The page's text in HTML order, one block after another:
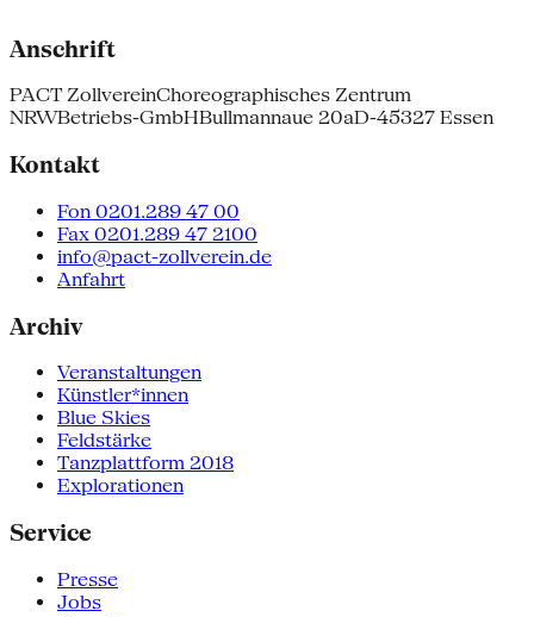
Anschrift
PACT ZollvereinChoreographisches Zentrum
NRWBetriebs-GmbHBullmannaue 20aD-45327 Essen
Kontakt
Fon 0201.289 47 00
Fax 0201.289 47 2100
info@pact-zollverein.de
Anfahrt
Archiv
Veranstaltungen
Künstler*innen
Blue Skies
Feldstärke
Tanzplattform 2018
Explorationen
Service
Presse
Jobs